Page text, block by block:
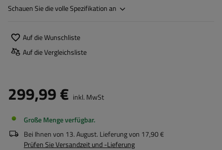
Schauen Sie die volle Spezifikation an
Auf die Wunschliste
Auf die Vergleichsliste
299,99 € inkl. MwSt
Große Menge verfügbar
Bei Ihnen von 13. August. Lieferung von 17,90 €
Prüfen Sie Versandzeit und -Lieferung